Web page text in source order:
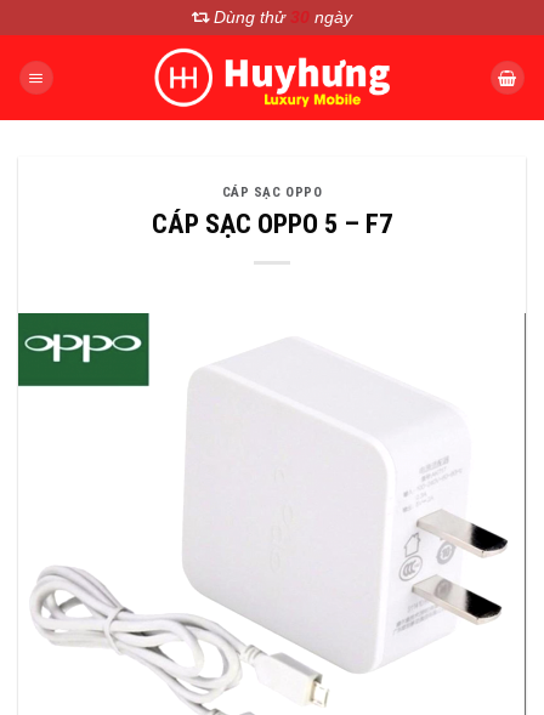
nội
Dùng thử 30 ngày
CÁP SẠC OPPO
CÁP SẠC OPPO 5 – F7